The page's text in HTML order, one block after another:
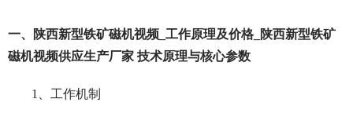
一、陕西新型铁矿磁机视频_工作原理及价格_陕西新型铁矿
磁机视频供应生产厂家 技术原理与核心参数
1、工作机制